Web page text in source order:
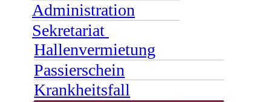
Administration
Sekretariat
Hallenvermietung
Passierschein
Krankheitsfall